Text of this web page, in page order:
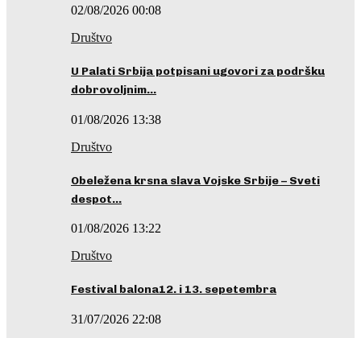
02/08/2026 00:08
Društvo
U Palati Srbija potpisani ugovori za podršku
dobrovoljnim…
01/08/2026 13:38
Društvo
Obeležena krsna slava Vojske Srbije – Sveti
despot…
01/08/2026 13:22
Društvo
Festival balona12. i 13. sepetembra
31/07/2026 22:08